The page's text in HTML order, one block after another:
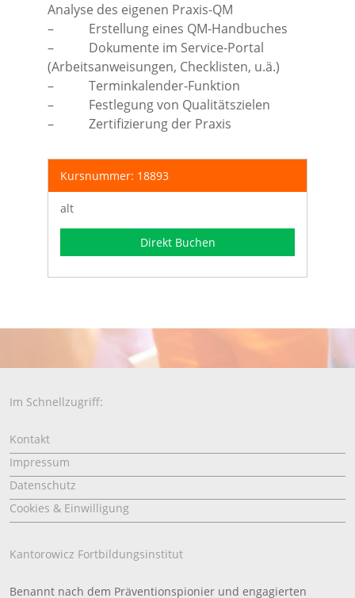
Analyse des eigenen Praxis-QM
– Erstellung eines QM-Handbuches
– Dokumente im Service-Portal
(Arbeitsanweisungen, Checklisten, u.ä.)
– Terminkalender-Funktion
– Festlegung von Qualitätszielen
– Zertifizierung der Praxis
Kursnummer: 18893
alt
Direkt Buchen
Im Schnellzugriff:
Kontakt
Impressum
Datenschutz
Cookies & Einwilligung
Kantorowicz Fortbildungsinstitut
Benannt nach dem Präventionspionier und engagierten